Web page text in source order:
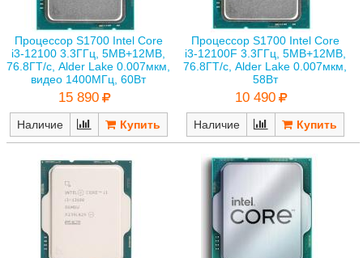
Процессор S1700 Intel Core
i3-12100 3.3ГГц, 5MB+12MB,
76.8ГТ/с, Alder Lake 0.007мкм,
видео 1400МГц, 60Вт
15 890
Наличие
Процессор S1700 Intel Core
i3-12100F 3.3ГГц, 5MB+12MB,
76.8ГТ/с, Alder Lake 0.007мкм,
58Вт
10 490
Наличие